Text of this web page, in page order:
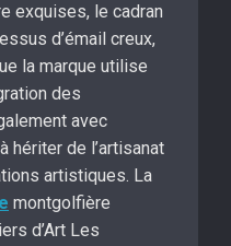
exquises, le cadran
d’émail creux,
la marque utilise
des
avec
hériter de l’artisanat
artistiques. La
montgolfière
d’Art Les